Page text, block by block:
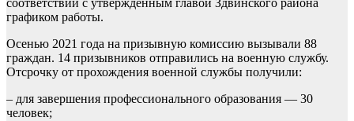
соответствии с утвержденным главой Здвинского района
графиком работы.
Осенью 2021 года на призывную комиссию вызывали 88
граждан. 14 призывников отправились на военную службу.
Отсрочку от прохождения военной службы получили:
– для завершения профессионального образования — 30
человек;